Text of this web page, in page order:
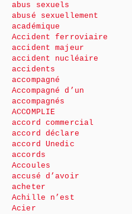
abus sexuels
abusé sexuellement
académique
Accident ferroviaire
accident majeur
accident nucléaire
accidents
accompagné
Accompagné d’un
accompagnés
ACCOMPLIE
accord commercial
accord déclare
accord Unedic
accords
Accoules
accusé d’avoir
acheter
Achille n’est
Acier